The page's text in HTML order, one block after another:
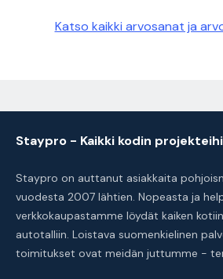
Katso kaikki arvosanat ja
Staypro - Kaikki kodin
Staypro on auttanut asiakkaita
vuodesta 2007 lähtien. Nopeasta ja
verkkokaupastamme löydät kaiken
autotalliin. Loistava suomenkielinen
toimitukset ovat meidän juttumme -